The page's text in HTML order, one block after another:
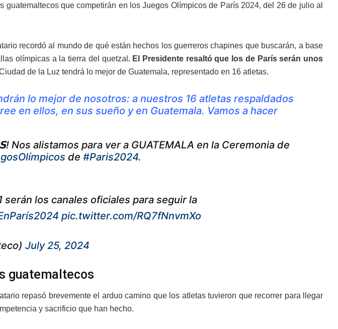
guatemaltecos que competirán en los Juegos Olímpicos de París 2024, del 26 de julio al
recordó al mundo de qué están hechos los guerreros chapines que buscarán, a base
olímpicas a la tierra del quetzal . El Presidente resaltó que los de París serán unos
de la Luz tendrá lo mejor de Guatemala, representado en 16 atletas.
lo mejor de nosotros: a nuestros 16 atletas respaldados
en ellos, en sus sueño y en Guatemala. Vamos a hacer
alistamos para ver a GUATEMALA en la Ceremonia de
de #Paris2024.
serán los canales oficiales para seguir la
pic.twitter.com/RQ7fNnvmXo
July 25, 2024
guatemaltecos
repasó brevemente el arduo camino que los atletas tuvieron que recorrer para llegar
y sacrificio que han hecho.